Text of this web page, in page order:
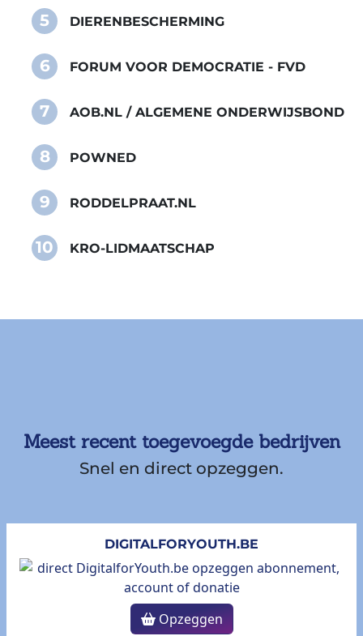
5 DIERENBESCHERMING
6 FORUM VOOR DEMOCRATIE - FVD
7 AOB.NL / ALGEMENE ONDERWIJSBOND
8 POWNED
9 RODDELPRAAT.NL
10 KRO-LIDMAATSCHAP
Meest recent toegevoegde bedrijven
Snel en direct opzeggen.
DIGITALFORYOUTH.BE
Opzeggen